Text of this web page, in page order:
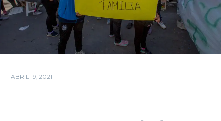
ABRIL 19, 2021